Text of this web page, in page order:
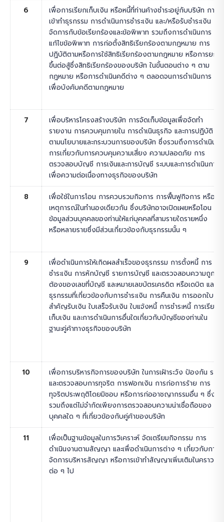
6
เพื่อการเรียกเก็บเงิน หรือหนี้ที่ท่านค้างชำระอยู่กับบริษัท การ
เข้าทำธุรกรรม การดำเนินการชำระเงิน และ/หรือรับชำระเงิน
จัดการกับข้อเรียกร้องและข้อพิพาท รวมถึงการดำเนินการ
แก้ไขข้อพิพาท การก่อตั้งสิทธิเรียกร้องตามกฎหมาย การ
ปฏิบัติตามหรือการใช้สิทธิเรียกร้องตามกฎหมาย หรือการยก
ขึ้นต่อสู้ซึ่งสิทธิเรียกร้องของบริษัท ในขั้นตอนต่าง ๆ ตาม
กฎหมาย หรือการดำเนินคดีต่าง ๆ ตลอดจนการดำเนินการ
เพื่อบังคับคดีตามกฎหมาย
7
เพื่อบริหารโครงสร้างบริษัท การจัดเก็บข้อมูลเพื่อจัดทำ
รายงาน การควบคุมภายใน การดำเนินธุรกิจ และการปฏิบัติ
ตามนโยบายและกระบวนการของบริษัท ซึ่งรวมถึงการดำเนิน
การเกี่ยวกับการควบคุมความเสี่ยง ความปลอดภัย การ
ตรวจสอบบัญชี การเงินและการบัญชี ระบบและการดำเนินการ
เพื่อความต่อเนื่องทางธุรกิจของบริษัท
8
เพื่อใช้ในการโอน การควบรวมกิจการ การฟื้นฟูกิจการ หรือ
เหตุการณ์ในทำนองเดียวกัน ซึ่งบริษัทอาจเปิดเผยหรือโอน
ข้อมูลส่วนบุคคลของท่านให้แก่บุคคลที่สามรายใดรายหนึ่ง
หรือหลายรายซึ่งมีส่วนเกี่ยวข้องกับธุรกรรมนั้น ๆ
9
เพื่อดำเนินการให้เกิดผลสำเร็จของธุรกรรม การตั้งหนี้ การ
ชำระเงิน การหักบัญชี รายการบัญชี และตรวจสอบความถูก
ต้องของเลขที่บัญชี และหมายเลขบัตรเครดิต หรือเดบิต และ
ธุรกรรมที่เกี่ยวข้องกับการชำระเงิน การคืนเงิน การออกใบ
สำคัญรับเงิน ใบเสร็จรับเงิน ใบแจ้งหนี้ การชำระหนี้ การเรียก
เก็บเงิน และการดำเนินการอื่นใดเกี่ยวกับบัญชีของท่านใน
ฐานะคู่ค้าทางธุรกิจของบริษัท
10
เพื่อการบริหารกิจการของบริษัท ในการเฝ้าระวัง ป้องกัน ระบุ
และตรวจสอบการทุจริต การฟอกเงิน การก่อการร้าย การ
ทุจริตประพฤติโดยมิชอบ หรือการก่ออาชญากรรมอื่น ๆ ซึ่ง
รวมถึงแต่ไม่จำกัดเพียงการตรวจสอบความน่าเชื่อถือของ
บุคคลใด ๆ ที่เกี่ยวข้องกับคู่ค้าของบริษัท
11
เพื่อเป็นฐานข้อมูลในการวิเคราะห์ จัดเตรียมกิจกรรม การ
ดำเนินงานตามสัญญา และเพื่อดำเนินการต่าง ๆ เกี่ยวกับการ
จัดการบริหารสัญญา หรือการเข้าทำสัญญาเพิ่มเติมในคราว
ต่อ ๆ ไป